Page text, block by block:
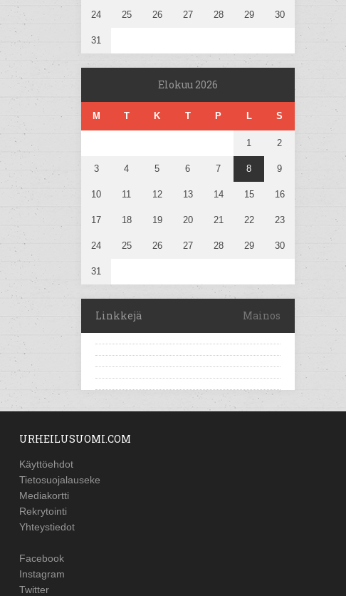
24 25 26 27 28 29 30
31
Elokuu 2026
M T K T P L S
1 2
3 4 5 6 7 8 9
10 11 12 13 14 15 16
17 18 19 20 21 22 23
24 25 26 27 28 29 30
31
Linkkejä Mainos
URHEILUSUOMI.COM
Käyttöehdot
Tietosuojalauseke
Mediakortti
Rekrytointi
Yhteystiedot
Facebook
Instagram
Twitter